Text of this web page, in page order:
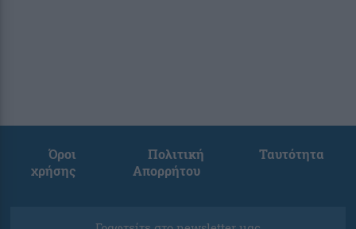
Όροι
χρήσης
Πολιτική
Απορρήτου
Ταυτότητα